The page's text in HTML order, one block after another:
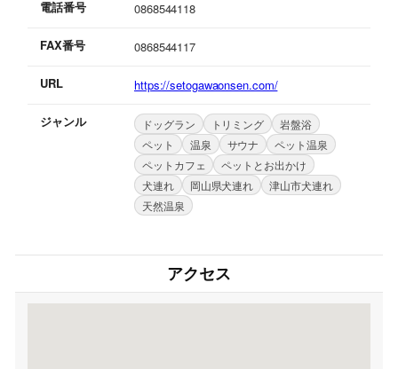
電話番号 0868544118
FAX番号 0868544117
URL https://setogawaonsen.com/
ジャンル ドッグラン トリミング
岩盤浴
ペット
温泉 サウナ
ペット温泉
ペットカフェ
ペットとお出かけ
犬連れ
岡山県犬連れ
津山市犬連れ
天然温泉
アクセス